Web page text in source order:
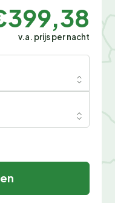
v.a. prijs per nacht